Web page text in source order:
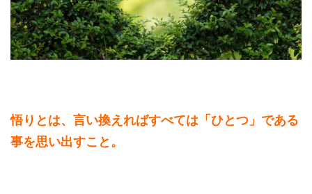
悟りとは、言い換えればすべては「ひとつ」である
事を思い出すこと。